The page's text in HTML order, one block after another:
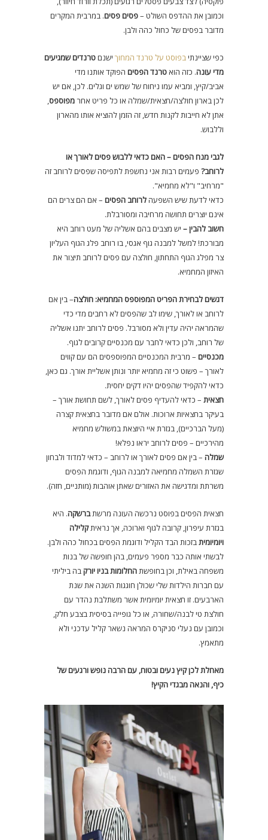
וכמובן את ההדפס השולט –פסים פסים. במרבית המקרים
מדובר בפסים של כחול כהה ולבן.
כפי שציינתיבפוסט על טרנד המחוךישנםטרנדים שמגיעים
מדי עונה. כזה הואטרנד הפסים הפוקד אותנו מדי
אביב/קיץ, ומביא עמו ניחוח של שמש ים וגלים. לכן, אם יש
לכן בארון חולצה/חצאית/שמלה או כל פריט אחרמפוספס,
אתן לא חייבות לקנות חדש, זה הזמן להוציא אותו מהארון
וללבוש.
לגבי מנח הפסים – האם כדאי ללבוש פסים לאורך או
לרוחב? פעמים רבות אני נחשפת לתפיסה שפסים לרוחב זה
"מרחיב" ו"לא מחמיא".
כדאי לדעת שיש השפעהלרוחב הפסים – אם הם צרים הם
אינם יוצרים תחושה מרחיבה ומסורבלת.
חשוב להבין – יש מצבים בהם אשליה של מעט רוחב היא
מבורכת! למשל למבנה גוף אגסי, בו רוחב פלג הגוף העליון
צר מפלג הגוף התחתון, חולצה עם פסים לרוחב תיצור את
האיזון המחמיא.
דגשים לבחירת הפריט המפוספס המחמיא: חולצה– בין אם
לרוחב או לאורך, שימו לב שהפסים לא רחבים מדי כדי
שהמראה יהיה עדין ולא מסורבל. פסים לרוחב יתנו אשליה
של רוחב, ולכן כדאי לחבר עם מכנסיים קרובים לגוף.
מכנסיים – מרבית המכנסיים המפוספסים הם עם קווים
לאורך – פשוט כי זה מחמיא יותר ונותן אשליית אורך. גם כאן,
כדאי להקפיד שהפסים יהיו דקים יחסית.
חצאית – כדאי להעדיף פסים לאורך, לשם תחושת אורך –
בעיקר בחצאיות ארוכות. אולם אם מדובר בחצאית קצרה
(מעל הברכיים), בגזרת איי היוצאת במשולש מחמיא
מהירכיים – פסים לרוחב יראו נפלא!
שמלה – בין אם פסים לאורך או לרוחב – כדאי למדוד ולבחון
שגזרת השמלה מחמיאה למבנה הגוף, ודוגמת הפסים
משרתת ומדגישה את האזורים שאתן אוהבות (מותניים, חזה).
חצאית הפסים בפוסט נרכשה העונה מרשתברשקה. היא
בגזרת עיפרון, קרובה לגוף וארוכה, אך נראיתקלילה
ויומיומיתבזכות הבד הקליל ודוגמת הפסים בכחול כהה ולבן.
לבשתי אותה כבר מספר פעמים, בהן חופשה של בנות
משפחה באילת, וכן בחופשתהחלומות בניו יורקבה ביליתי
עם חברות הילדות שלי שכולן חוגגות השנה את שנת
הארבעים. זו חצאית יומיומית אשר משתלבת נהדר עם
חולצת טי לבנה/שחורה, או כל גופייה בסיסית בצבע חלק,
וכמובן עם נעלי סניקרס המראה נשאר קליל עדכני ולא
מתאמץ.
מאחלת לכן קיץ נעים ובטוח, עם הרבה נופש ורגעים של
כיף, והנאה מבגדי הקיץ!